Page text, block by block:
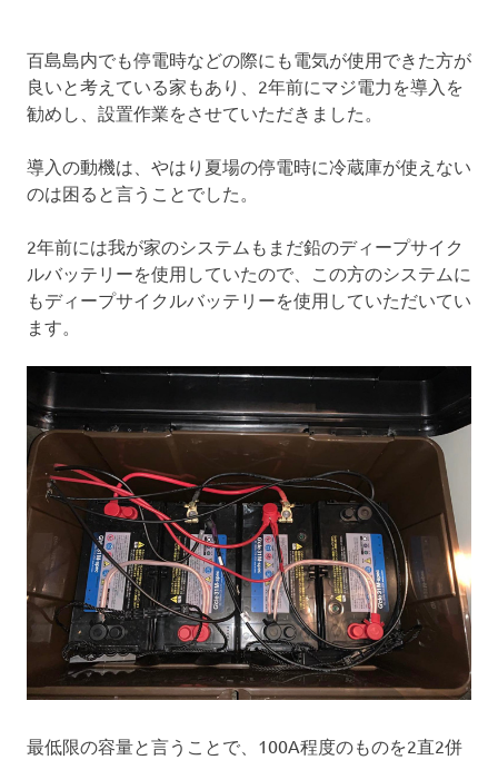
百島島内でも停電時などの際にも電気が使用できた方が
良いと考えている家もあり、2年前にマジ電力を導入を
勧めし、設置作業をさせていただきました。
導入の動機は、やはり夏場の停電時に冷蔵庫が使えない
のは困ると言うことでした。
2年前には我が家のシステムもまだ鉛のディープサイク
ルバッテリーを使用していたので、この方のシステムに
もディープサイクルバッテリーを使用していただいてい
ます。
最低限の容量と言うことで、100A程度のものを2直2併